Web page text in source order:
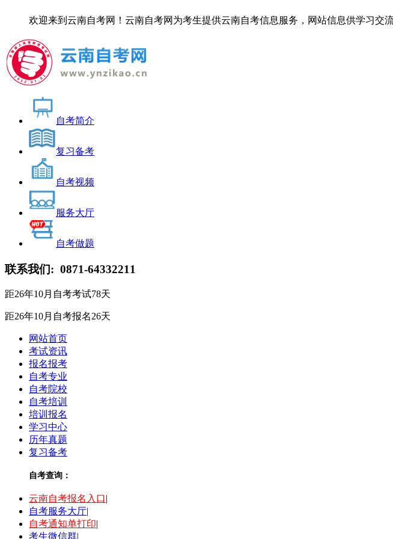
欢迎来到云南自考网！云南自考网为考生提供云南自考信息服务，网站信息供学习交
自考简介
复习备考
自考视频
服务大厅
自考做题
联系我们: 0871-64332211
距26年10月自考考试78天
距26年10月自考报名26天
网站首页
考试资讯
报名报考
自考专业
自考院校
自考培训
培训报名
学习中心
历年真题
复习备考
自考查询：
云南自考报名入口|
自考服务大厅|
自考通知单打印|
考生微信群|